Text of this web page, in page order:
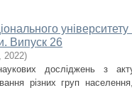
університету
Випуск 26
, 2022)
досліджень з
різних груп населення,